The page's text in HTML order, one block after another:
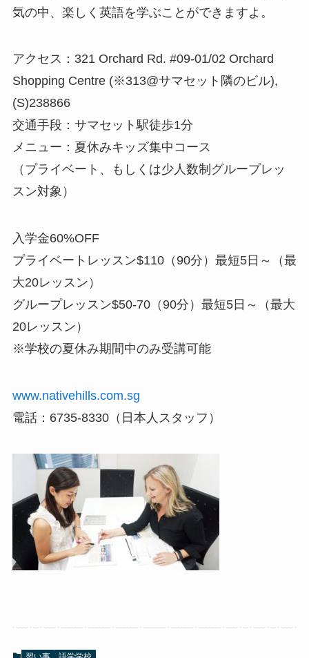
気の中、楽しく英語を学ぶことができますよ。
アクセス：321 Orchard Rd. #09-01/02 Orchard
Shopping Centre (※313@サマセット隣のビル),
(S)238866
交通手段：サマセット駅徒歩1分
メニュー：夏休みキッズ集中コース
（プライベート、もしくは少人数制グループレッ
スン対象）
入学金60%OFF
プライベートレッスン$110（90分）最短5日～（最
大20レッスン）
グループレッスン$50-70（90分）最短5日～（最大
20レッスン）
※学校の夏休み期間中のみ受講可能
www.nativehills.com.sg
電話：6735-8330（日本人スタッフ）